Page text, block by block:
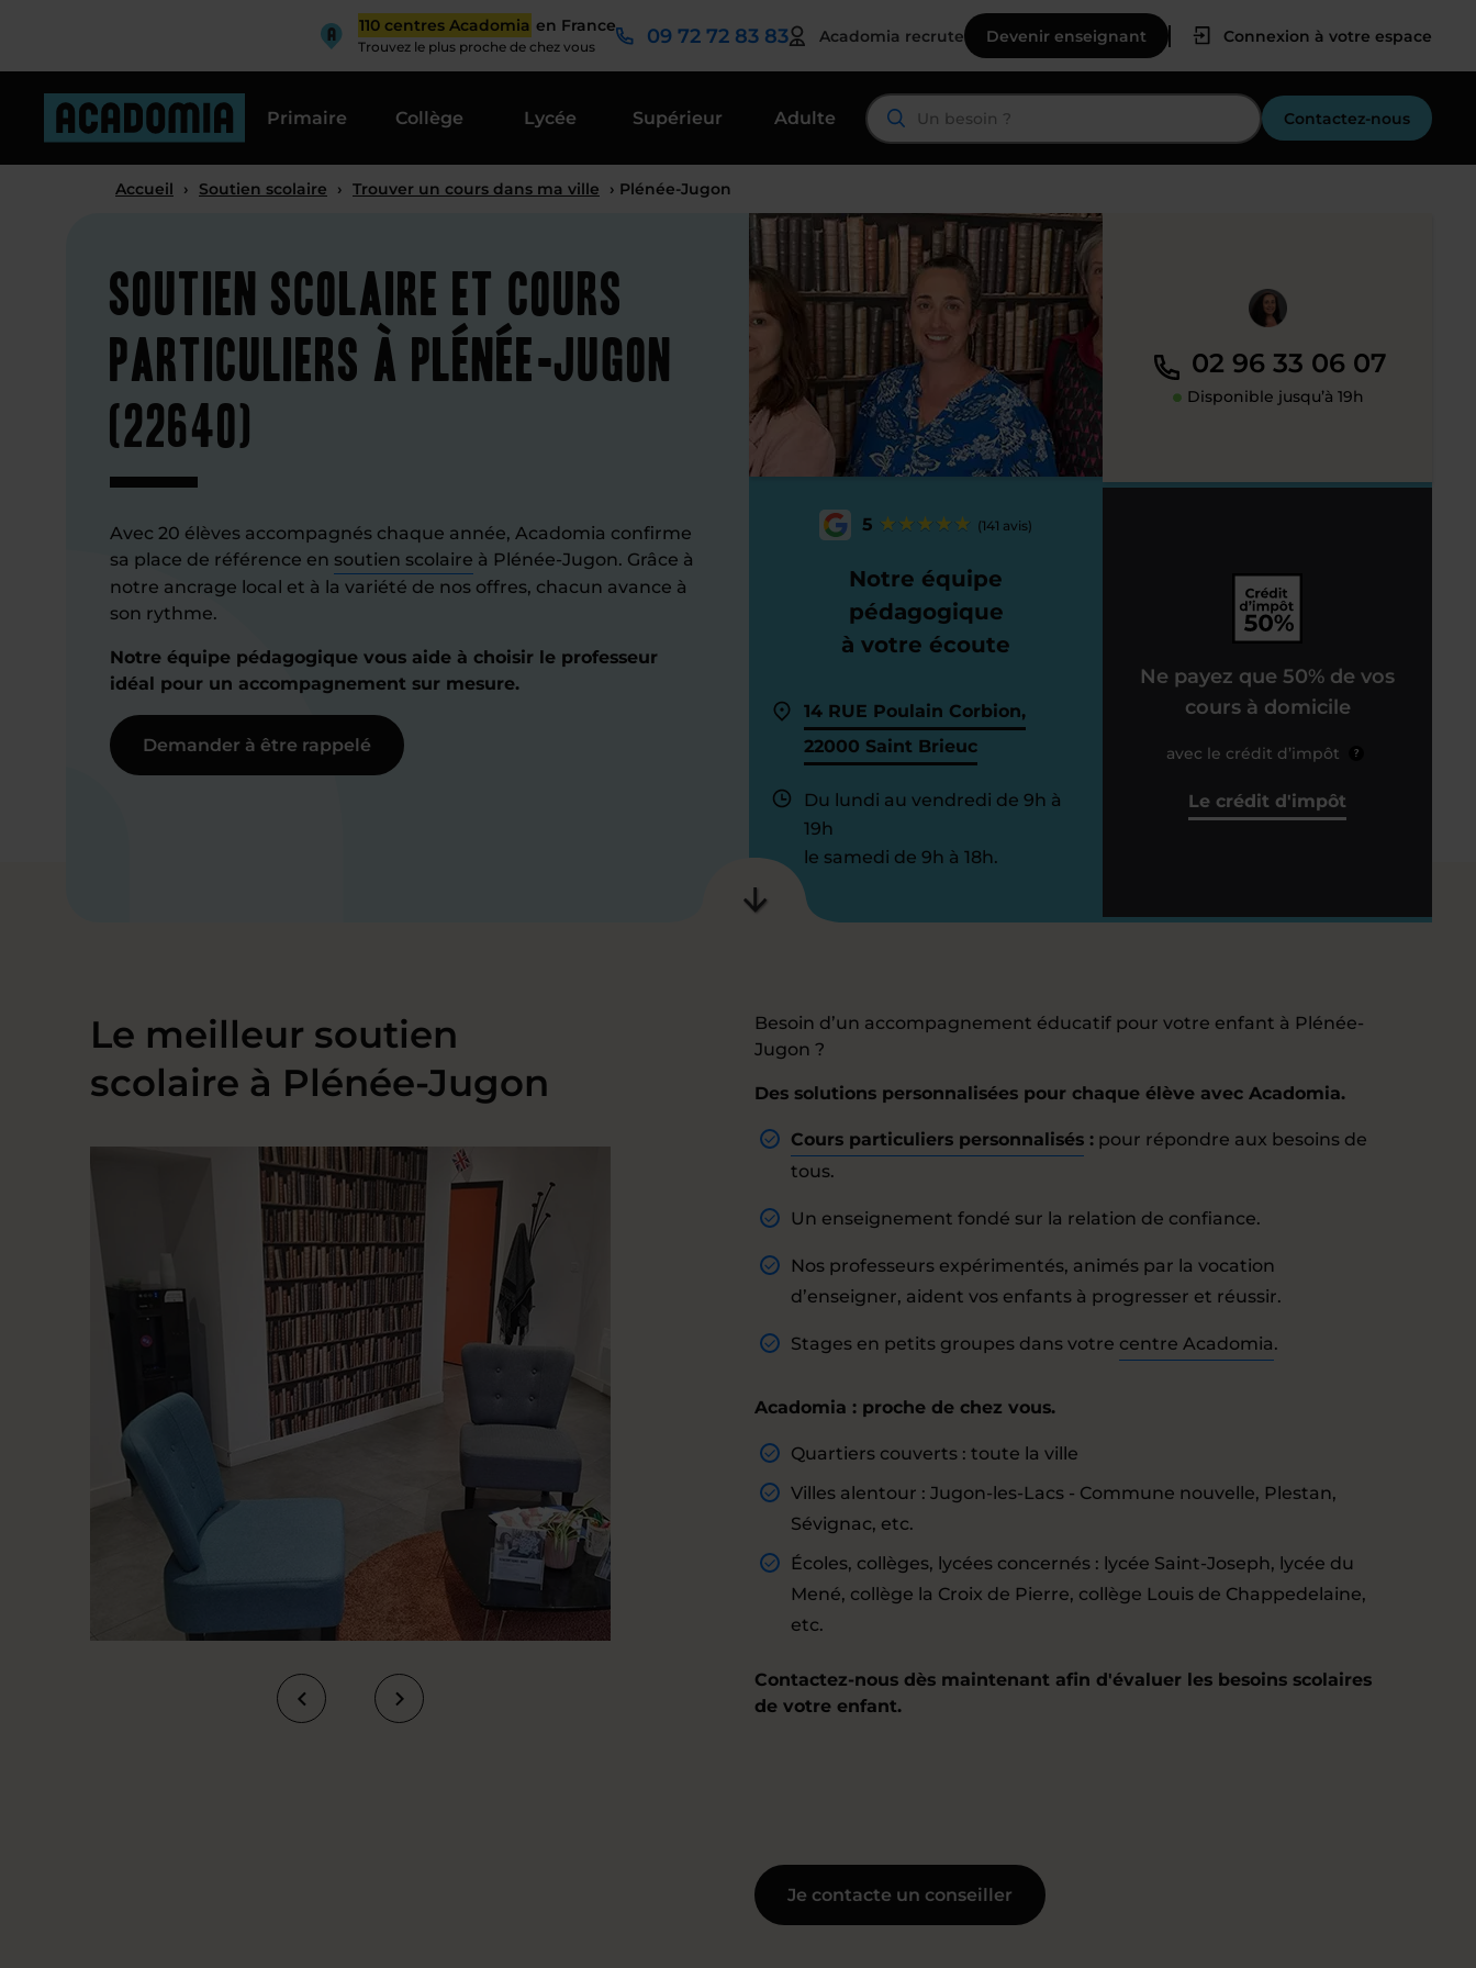
110 centres Acadomia en France
Trouvez le plus proche de chez vous 09 72 72 83 83 Acadomia recrute Devenir enseignant Connexion à votre espace
Primaire Collège Lycée Supérieur Adulte Contactez-nous
Accueil › Soutien scolaire › Trouver un cours dans ma ville › Plénée-Jugon
Soutien scolaire et cours
particuliers à Plénée-Jugon
(22640)
Avec 20 élèves accompagnés chaque année, Acadomia confirme
sa place de référence en soutien scolaire à Plénée-Jugon. Grâce à
notre ancrage local et à la variété de nos offres, chacun avance à
son rythme.
Notre équipe pédagogique vous aide à choisir le professeur
idéal pour un accompagnement sur mesure.
Demander à être rappelé
5 (141 avis)
Notre équipe
pédagogique
à votre écoute
14 RUE Poulain Corbion,
22000 Saint Brieuc
Du lundi au vendredi de 9h à
19h
le samedi de 9h à 18h.
02 96 33 06 07
Disponible jusqu’à 19h
Ne payez que 50% de vos
cours à domicile
avec le crédit d’impôt ?
Le crédit d'impôt
Le meilleur soutien
scolaire à Plénée-Jugon
Besoin d’un accompagnement éducatif pour votre enfant à Plénée-
Jugon ?
Des solutions personnalisées pour chaque élève avec Acadomia.
Cours particuliers personnalisés : pour répondre aux besoins de
tous.
Un enseignement fondé sur la relation de confiance.
Nos professeurs expérimentés, animés par la vocation
d’enseigner, aident vos enfants à progresser et réussir.
Stages en petits groupes dans votre centre Acadomia.
Acadomia : proche de chez vous.
Quartiers couverts : toute la ville
Villes alentour : Jugon-les-Lacs - Commune nouvelle, Plestan,
Sévignac, etc.
Écoles, collèges, lycées concernés : lycée Saint-Joseph, lycée du
Mené, collège la Croix de Pierre, collège Louis de Chappedelaine,
etc.
Contactez-nous dès maintenant afin d'évaluer les besoins scolaires
de votre enfant.
Je contacte un conseiller